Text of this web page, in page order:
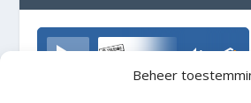
Beheer
TrudoFM